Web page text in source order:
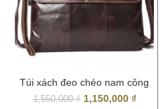
Túi xách đeo chéo nam công
sở đựng tài liệu A4, iPad mới
1,550,000₫ 1,150,000 ₫